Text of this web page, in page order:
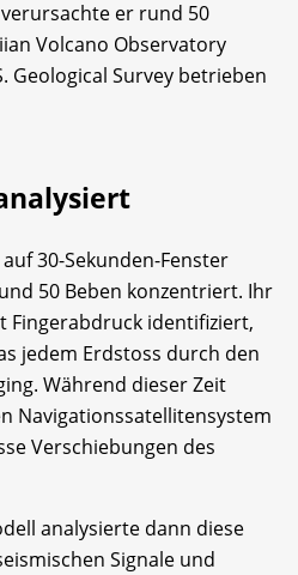
er rund 50
Volcano Observatory
Geological Survey betrieben
30-Sekunden-Fenster
50 Beben konzentriert. Ihr
Fingerabdruck identifiziert,
jedem Erdstoss durch den
Während dieser Zeit
Navigationssatellitensystem
Verschiebungen des
analysierte dann diese
Signale und